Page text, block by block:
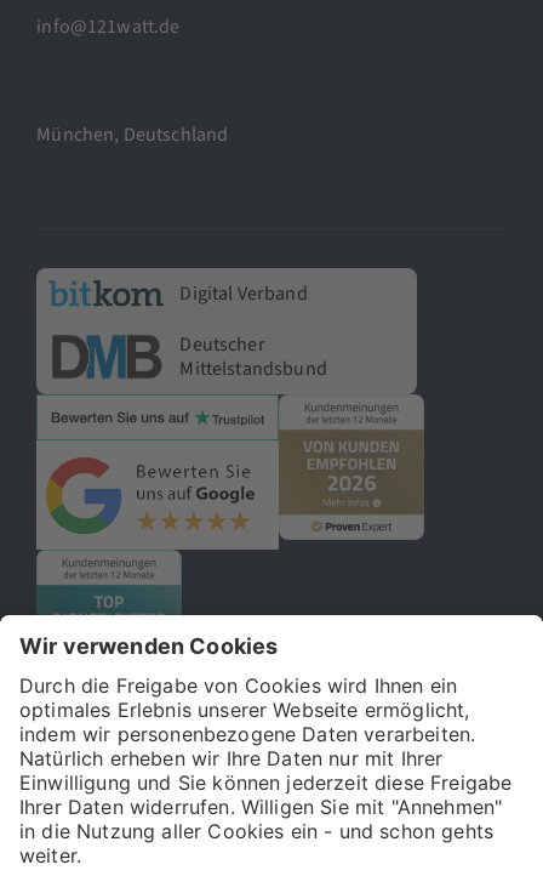
info@121watt.de
München, Deutschland
Digital Verband
Deutscher
Mittelstandsbund
© 2026 121WATT GmbH
Über uns